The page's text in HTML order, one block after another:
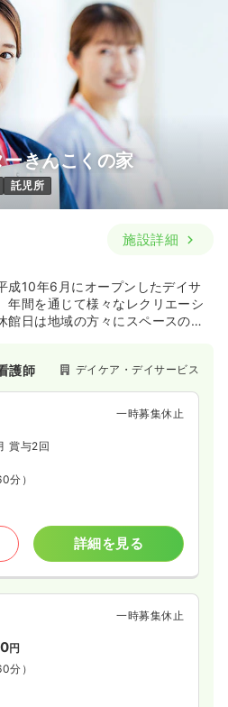
きんこくの家
託児所
施設詳細
成10年6月にオープンしたデイサ
年間を通じて様々なレクリエーシ
館日は地域の方々にスペースの開
護師 デイケア・デイサービス
一時募集休止
賞与2回
分）
詳細を見る
一時募集休止
円
分）